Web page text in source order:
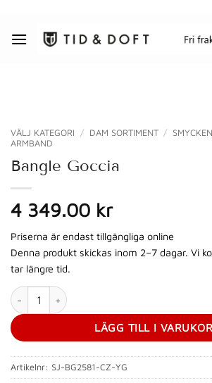
content
VÄLJ KATEGORI / DAM SORTIMENT / SMYCKEN
ARMBAND
Bangle Goccia
4 349.00 kr
Priserna är endast tillgängliga online
Denna produkt skickas inom 2–7 dagar. Vi
tar längre tid.
Bangle Goccia mängd
LÄGG TILL I
Artikelnr: SJ-BG2581-CZ-YG